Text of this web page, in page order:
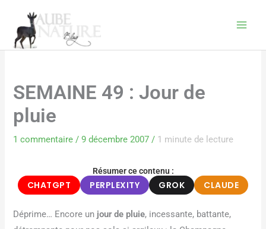
contenu
SEMAINE 49 : Jour de
pluie
1 commentaire /9 décembre 2007/ 1 minute de lecture
Résumer ce contenu :
CHATGPT PERPLEXITY GROK CLAUDE
Déprime… Encore un jour de pluie, incessante, battante,